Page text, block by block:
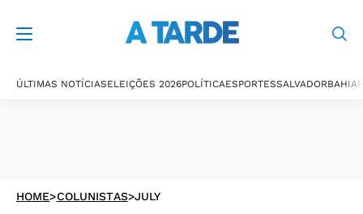
ÚLTIMAS NOTÍCIASELEIÇÕES 2026POLÍTICAESPORTESSALVADORBAHIA
HOME>COLUNISTAS>JULY